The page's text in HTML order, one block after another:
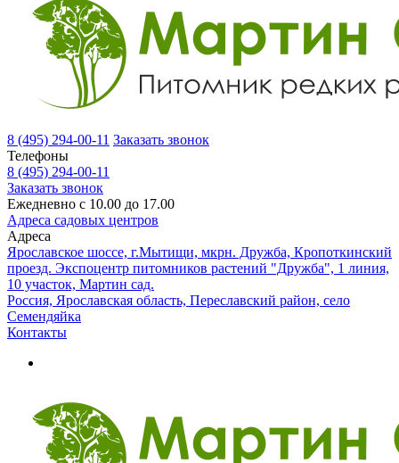
8 (495) 294-00-11 Заказать звонок
Телефоны
8 (495) 294-00-11
Заказать звонок
Ежедневно с 10.00 до 17.00
Адреса садовых центров
Адреса
Ярославское шоссе, г.Мытищи, мкрн. Дружба, Кропоткинский
проезд. Экспоцентр питомников растений "Дружба", 1 линия,
10 участок, Мартин сад.
Россия, Ярославская область, Переславский район, село
Семендяйка
Контакты